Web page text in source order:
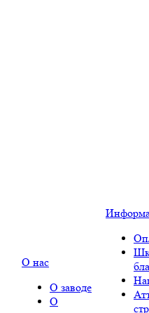
О нас
О заводе
О